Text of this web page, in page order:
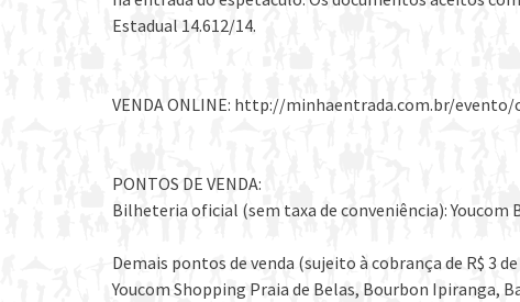
Estadual 14.612/14.
VENDA ONLINE: http://minhaentrada.com.br/
PONTOS DE VENDA:
Bilheteria oficial (sem taxa de conveniência): Youcom
Demais pontos de venda (sujeito à cobrança de R$ 3
Youcom Shopping Praia de Belas, Bourbon Ipiranga,